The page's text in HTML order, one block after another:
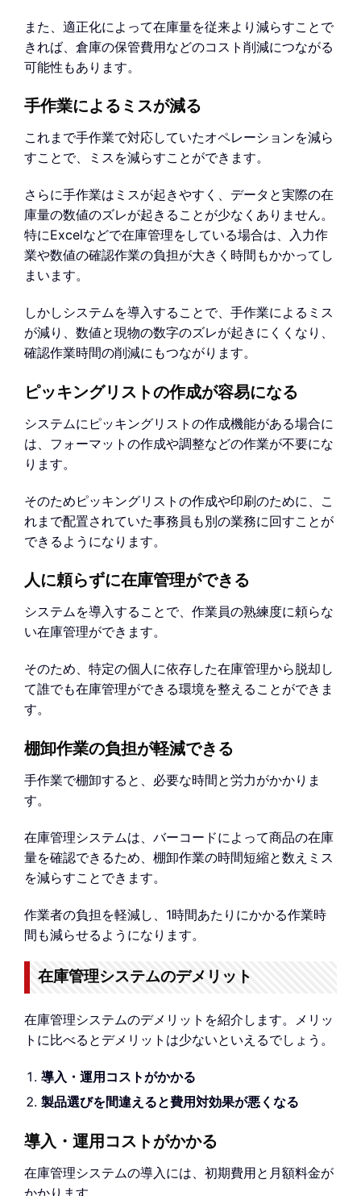
また、適正化によって在庫量を従来より減らすことで
きれば、倉庫の保管費用などのコスト削減につながる
可能性もあります。
手作業によるミスが減る
これまで手作業で対応していたオペレーションを減ら
すことで、ミスを減らすことができます。
さらに手作業はミスが起きやすく、データと実際の在
庫量の数値のズレが起きることが少なくありません。
特にExcelなどで在庫管理をしている場合は、入力作
業や数値の確認作業の負担が大きく時間もかかってし
まいます。
しかしシステムを導入することで、手作業によるミス
が減り、数値と現物の数字のズレが起きにくくなり、
確認作業時間の削減にもつながります。
ピッキングリストの作成が容易になる
システムにピッキングリストの作成機能がある場合に
は、フォーマットの作成や調整などの作業が不要にな
ります。
そのためピッキングリストの作成や印刷のために、こ
れまで配置されていた事務員も別の業務に回すことが
できるようになります。
人に頼らずに在庫管理ができる
システムを導入することで、作業員の熟練度に頼らな
い在庫管理ができます。
そのため、特定の個人に依存した在庫管理から脱却し
て誰でも在庫管理ができる環境を整えることができま
す。
棚卸作業の負担が軽減できる
手作業で棚卸すると、必要な時間と労力がかかりま
す。
在庫管理システムは、バーコードによって商品の在庫
量を確認できるため、棚卸作業の時間短縮と数えミス
を減らすことできます。
作業者の負担を軽減し、1時間あたりにかかる作業時
間も減らせるようになります。
在庫管理システムのデメリット
在庫管理システムのデメリットを紹介します。メリッ
トに比べるとデメリットは少ないといえるでしょう。
導入・運用コストがかかる
製品選びを間違えると費用対効果が悪くなる
導入・運用コストがかかる
在庫管理システムの導入には、初期費用と月額料金が
かかります